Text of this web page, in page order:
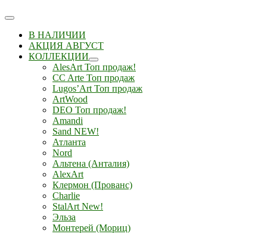
В НАЛИЧИИ
АКЦИЯ АВГУСТ
КОЛЛЕКЦИИ
AlesArt Топ продаж!
CC Arte Топ продаж
Lugos’Art Топ продаж
ArtWood
DEO Топ продаж!
Amandi
Sand NEW!
Атланта
Nord
Альтена (Анталия)
AlexArt
Клермон (Прованс)
Charlie
StalArt New!
Эльза
Монтерей (Мориц)